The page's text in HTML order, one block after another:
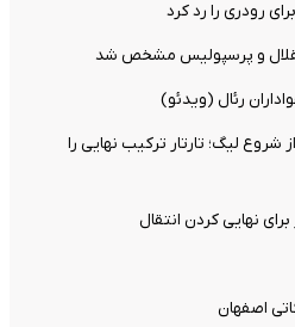
رودری را رد کرد
و پرسپولیس مشخص شد
رئال (ویدئو)
لیگ؛ تارتار ترکیب نهایی را
نهایی کردن انتقال
اصفهان